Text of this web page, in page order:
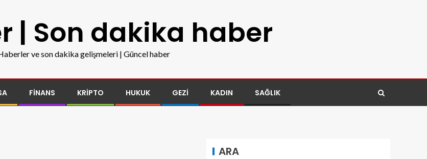
| Son dakika haber
ve son dakika gelişmeleri | Güncel haber
FINANS KRIPTO HUKUK GEZI KADIN SAĞLIK
ARA